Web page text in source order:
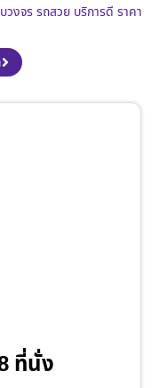
งจร รถสวย บริการดี ราคา
ที่นั่ง